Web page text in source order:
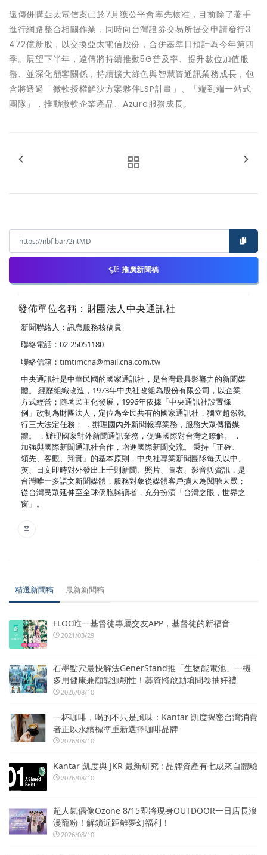
遠傳併購亞太電信案已於7月獲公平會率先核准，目前除了著手
進行網路整合相關作業，同時向台灣證券交易所提交申請發行3.
472億新股，以交換亞太電信股份，合併基準日預計為今年第四
季。展望下半年，遠傳將持續推動5G普及率、提升數位加值服
務、並深化顧客關係，持續擴大綠色與智慧資通訊業務成長，包
含將透過「微軟授權解決方案夥伴LSP計畫」、「端到端一站式
團隊」，推動微軟企業產品、Azure服務成長。
推廣新聞稿
發佈單位名稱：財團法人中央通訊社
新聞聯絡人：訊息服務核稿員
聯絡電話：02-25051180
聯絡信箱： timtimcna@mail.cna.com.tw
中央通訊社是中華民國的國家通訊社，是台灣最具影響力的新聞媒
體。 經歷組織改造，1973年中央社改組為股份有限公司，以企業
方式經營；隨著民主化發展，1996年依據「中央通訊社設置條
例」改制為財團法人，定位為全民共有的國家通訊社，獨立超然執
行三大法定任務： ．辦理國內外新聞報導業務，服務大眾傳播媒
體。 ．辦理國家對外新聞通訊業務，促進國際對台灣之瞭解。 ．
加強與國際新聞通訊社合作，增進國際新聞交流。 秉持「正確、
領先、客觀、翔實」的基本原則，中央社專業新聞團隊每天以中、
英、日文即時對外發出上千則新聞、照片、圖表、影音與資訊，是
台灣唯一多語文新聞媒體，服務對象從媒體客戶擴大為閱聽大眾；
從台灣民眾延伸至全球僑胞與讀者，充分扮演「台灣之眼，世界之
窗」。
精選新聞稿 最新新聞稿
FLOC唯一基督徒專屬交友APP，基督徒的新福音
2021/03/29
石墨點穴最快解法GenerStand推「生物能電池」一機
多用健康兼顧能源韌性！募資將啟動填問卷抽好禮
2026/08/10
一杯咖啡，喝的不只是風味：Kantar 凱度揭密台灣消費
者正以永續標準重新選擇咖啡品牌
2026/08/10
Kantar 凱度與 JKR 最新研究 : 品牌資產有七成來自體驗
2026/08/10
超人氣偶像Ozone 8/15即將現身OUTDOOR一日店長浪
漫寵粉！解鎖近距離夢幻福利！
2026/08/10